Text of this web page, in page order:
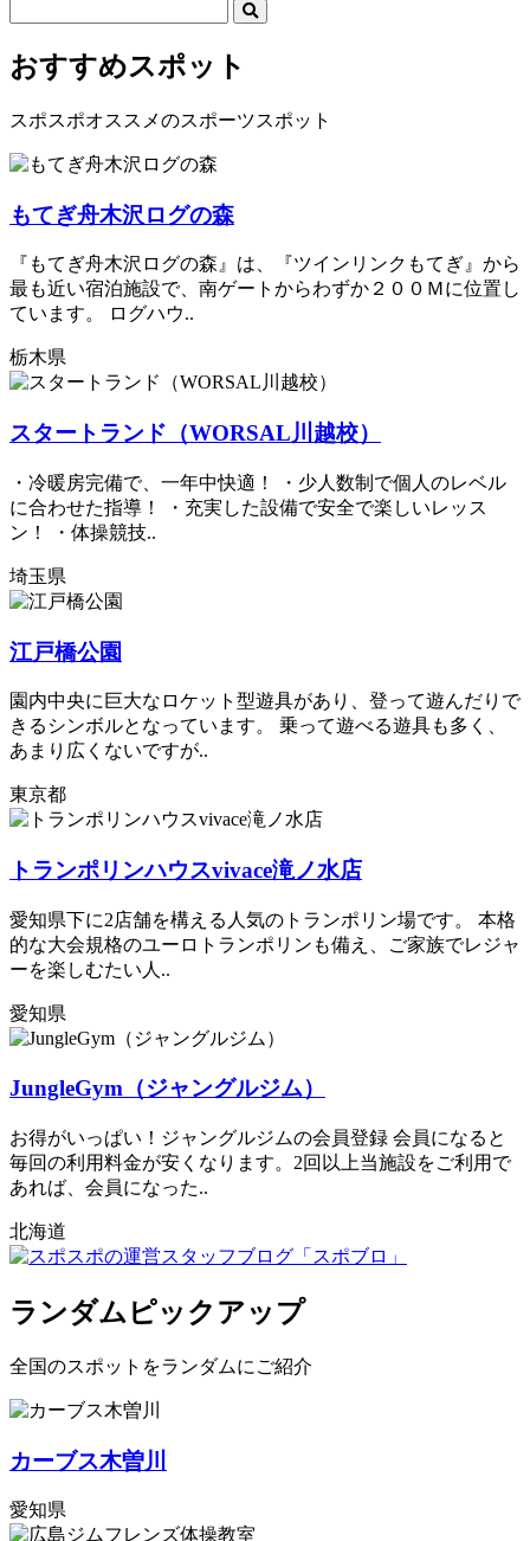
おすすめスポット
スポスポオススメのスポーツスポット
もてぎ舟木沢ログの森
『もてぎ舟木沢ログの森』は、『ツインリンクもてぎ』から
最も近い宿泊施設で、南ゲートからわずか２００Ｍに位置し
ています。 ログハウ..
栃木県
スタートランド（WORSAL川越校）
・冷暖房完備で、一年中快適！ ・少人数制で個人のレベル
に合わせた指導！ ・充実した設備で安全で楽しいレッス
ン！ ・体操競技..
埼玉県
江戸橋公園
園内中央に巨大なロケット型遊具があり、登って遊んだりで
きるシンボルとなっています。 乗って遊べる遊具も多く、
あまり広くないですが..
東京都
トランポリンハウスvivace滝ノ水店
愛知県下に2店舗を構える人気のトランポリン場です。 本格
的な大会規格のユーロトランポリンも備え、ご家族でレジャ
ーを楽しむたい人..
愛知県
JungleGym（ジャングルジム）
お得がいっぱい！ジャングルジムの会員登録 会員になると
毎回の利用料金が安くなります。2回以上当施設をご利用で
あれば、会員になった..
北海道
ランダムピックアップ
全国のスポットをランダムにご紹介
カーブス木曽川
愛知県